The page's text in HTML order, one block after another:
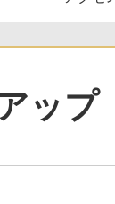
ップ